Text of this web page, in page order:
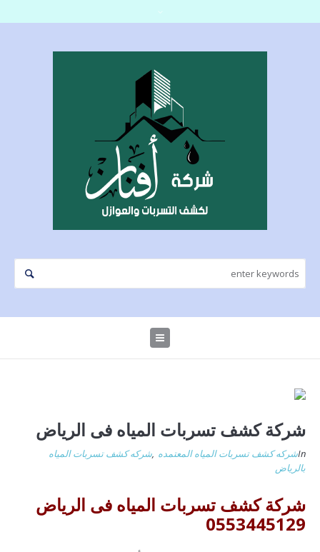
شركة كشف تسربات المياه فى الرياض
Inشركه كشف تسربات المياه المعتمده ,شركه كشف تسربات المياه
بالرياض
شركة كشف تسربات المياه فى الرياض
0553445129